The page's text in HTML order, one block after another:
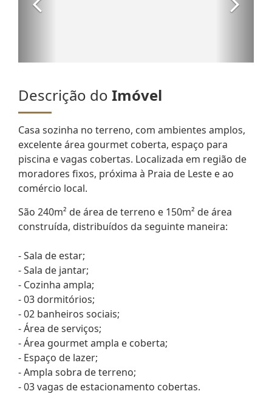
Descrição do Imóvel
Casa sozinha no terreno, com ambientes amplos,
excelente área gourmet coberta, espaço para
piscina e vagas cobertas. Localizada em região de
moradores fixos, próxima à Praia de Leste e ao
comércio local.
São 240m² de área de terreno e 150m² de área
construída, distribuídos da seguinte maneira:
- Sala de estar;
- Sala de jantar;
- Cozinha ampla;
- 03 dormitórios;
- 02 banheiros sociais;
- Área de serviços;
- Área gourmet ampla e coberta;
- Espaço de lazer;
- Ampla sobra de terreno;
- 03 vagas de estacionamento cobertas.